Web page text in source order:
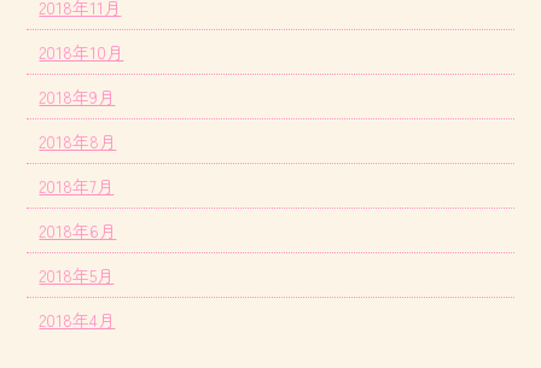
2018年11月
2018年10月
2018年9月
2018年8月
2018年7月
2018年6月
2018年5月
2018年4月